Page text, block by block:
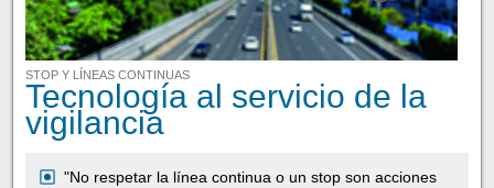
STOP Y LÍNEAS CONTINUAS
Tecnología al servicio de la
vigilancia
"No respetar la línea continua o un stop son acciones